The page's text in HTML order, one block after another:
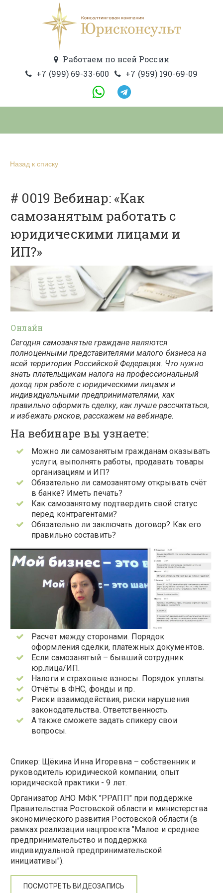
Работаем по всей России
+7 (999) 69-33-600
+7 (959) 190-69-09
Назад к списку
# 0019 Вебинар: «Как
самозанятым работать с
юридическими лицами и
ИП?»
Онлайн
Сегодня самозанятые граждане являются
полноценными представителями малого бизнеса на
всей территории Российской Федерации. Что нужно
знать плательщикам налога на профессиональный
доход при работе с юридическими лицами и
индивидуальными предпринимателями, как
правильно оформить сделку, как лучше рассчитаться,
и избежать рисков, расскажем на вебинаре.
На вебинаре вы узнаете:
Можно ли самозанятым гражданам оказывать
услуги, выполнять работы, продавать товары
организациям и ИП?
Обязательно ли самозанятому открывать счёт
в банке? Иметь печать?
Как самозанятому подтвердить свой статус
перед контрагентами?
Обязательно ли заключать договор? Как его
правильно составить?
Расчет между сторонами. Порядок
оформления сделки, платежных документов.
Если самозанятый – бывший сотрудник
юр.лица/ИП.
Налоги и страховые взносы. Порядок уплаты.
Отчёты в ФНС, фонды и пр.
Риски взаимодействия, риски нарушения
законодательства. Ответственность.
А также сможете задать спикеру свои
вопросы.
Спикер: Щёкина Инна Игоревна – собственник и
руководитель юридической компании, опыт
юридической практики - 9 лет.
Организатор АНО МФК "РРАПП" при поддержке
Правительства Ростовской области и министерства
экономического развития Ростовской области (в
рамках реализации нацпроекта "Малое и среднее
предпринимательство и поддержка
индивидуальной предпринимательской
инициативы").
ПОСМОТРЕТЬ ВИДЕОЗАПИСЬ